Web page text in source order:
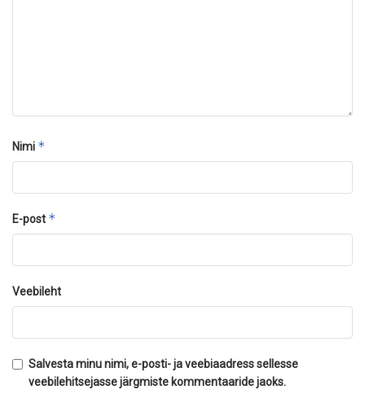
Nimi *
E-post *
Veebileht
Salvesta minu nimi, e-posti- ja veebiaadress sellesse
veebilehitsejasse järgmiste kommentaaride jaoks.